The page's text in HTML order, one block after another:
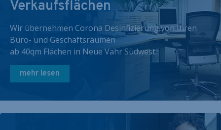
Verkaufsflächen
Wir übernehmen Corona Desinfizierung von Ihren
Büro- und Geschäftsräumen
ab 40qm Flächen in Neue Vahr Südwest.
mehr lesen